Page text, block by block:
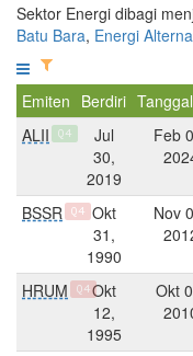
Sektor Energi dibagi
Batu Bara, Energi
Emiten Berdiri
ALII
Q4
Jul
30,
2019
Feb
BSSR Q4
Okt
31,
1990
Nov
HRUM Q4Okt
12,
1995
Okt